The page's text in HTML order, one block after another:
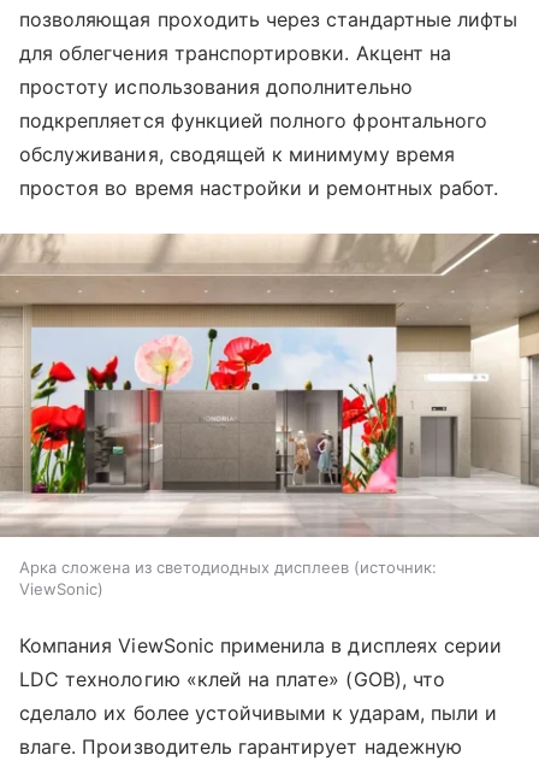
позволяющая проходить через стандартные лифты
для облегчения транспортировки. Акцент на
простоту использования дополнительно
подкрепляется функцией полного фронтального
обслуживания, сводящей к минимуму время
простоя во время настройки и ремонтных работ.
Арка сложена из светодиодных дисплеев
источник:
ViewSonic
Компания ViewSonic применила в дисплеях серии
LDC технологию «клей на плате» (GOB), что
сделало их более устойчивыми к ударам, пыли и
влаге. Производитель гарантирует надежную